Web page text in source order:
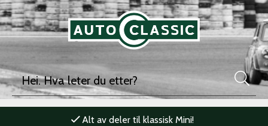
Alt av deler til klassisk Mini!